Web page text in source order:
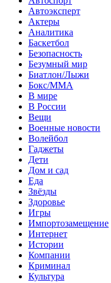
Автоэксперт
Актеры
Аналитика
Баскетбол
Безопасность
Безумный мир
Биатлон/Лыжи
Бокс/MMA
В мире
В России
Вещи
Военные новости
Волейбол
Гаджеты
Дети
Дом и сад
Еда
Звёзды
Здоровье
Игры
Импортозамещение
Интернет
Истории
Компании
Криминал
Культура